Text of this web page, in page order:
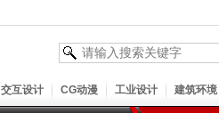
交互设计 CG动漫 工业设计 建筑环境